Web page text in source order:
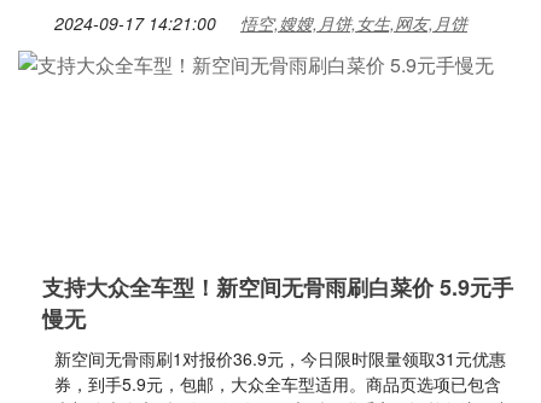
2024-09-17 14:21:00 悟空,嫂嫂,月饼,女生,网友,月饼
支持大众全车型！新空间无骨雨刷白菜价 5.9元手
慢无
新空间无骨雨刷1对报价36.9元，今日限时限量领取31元优惠
券，到手5.9元，包邮，大众全车型适用。商品页选项已包含